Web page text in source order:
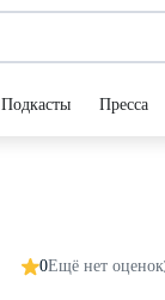
Подкасты Пресса
0Ещё нет оценок